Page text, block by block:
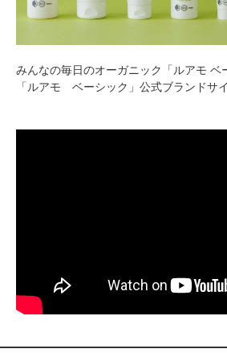
みんなの毎日のオーガニック「ルアモ ベ
「ルアモ ベーシック」公式ブランドサ